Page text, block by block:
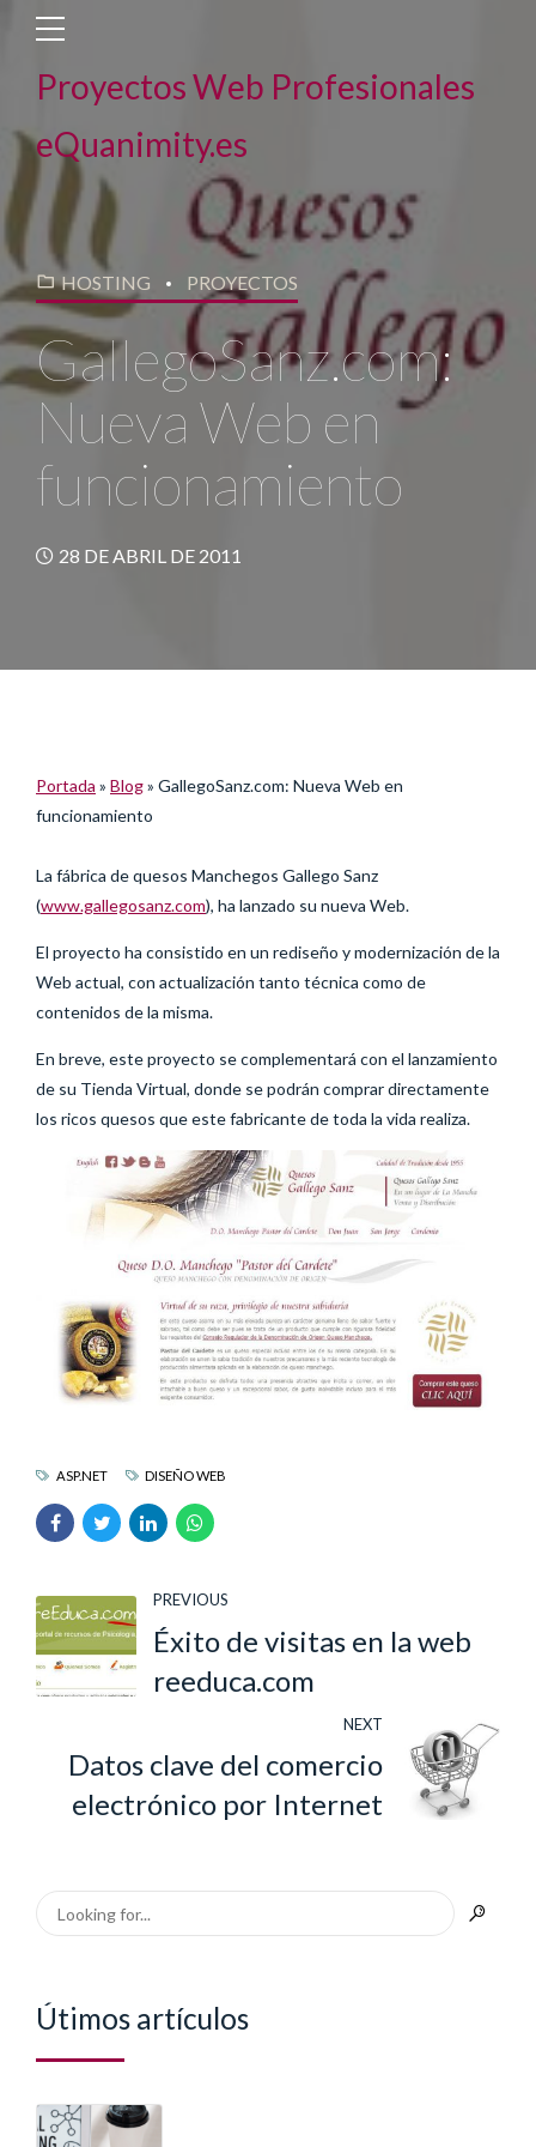
Proyectos Web Profesionales
eQuanimity.es
HOSTING PROYECTOS
GallegoSanz.com:
Nueva Web en
funcionamiento
28 DE ABRIL DE 2011
Portada » Blog» GallegoSanz.com: Nueva Web en
funcionamiento
La fábrica de quesos Manchegos Gallego Sanz
(www.gallegosanz.com), ha lanzado su nueva Web.
El proyecto ha consistido en un rediseño y modernización de la
Web actual, con actualización tanto técnica como de
contenidos de la misma.
En breve, este proyecto se complementará con el lanzamiento
de su Tienda Virtual, donde se podrán comprar directamente
los ricos quesos que este fabricante de toda la vida realiza.
ASP.NET DISEÑO WEB
PREVIOUS
Éxito de visitas en la web
reeduca.com
NEXT
Datos clave del comercio
electrónico por Internet
Útimos artículos